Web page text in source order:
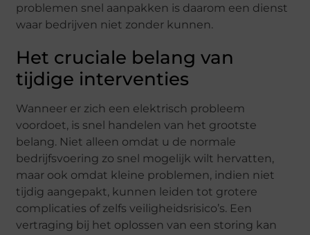
problemen snel aanpakken is daarom een dienst
waar bedrijven niet zonder kunnen.
Het cruciale belang van
tijdige interventies
Wanneer er zich een elektrisch probleem
voordoet, is snel handelen van het grootste
belang. Niet alleen omdat u de normale
bedrijfsvoering zo snel mogelijk wilt hervatten,
maar ook omdat kleine problemen, indien niet
tijdig aangepakt, kunnen leiden tot grotere
complicaties of zelfs veiligheidsrisico’s. Een
vertraging bij het oplossen van een storing kan